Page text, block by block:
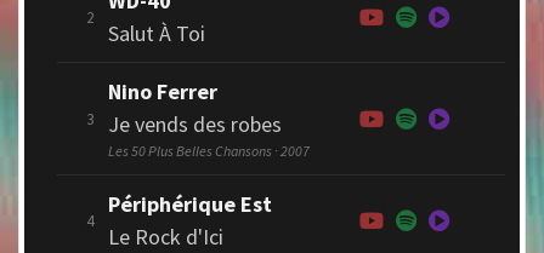
2
Salut À Toi
3
Nino Ferrer
Je vends des robes
Les 50 Plus Belles Chansons · 2007
4
Périphérique Est
Le Rock d'Ici